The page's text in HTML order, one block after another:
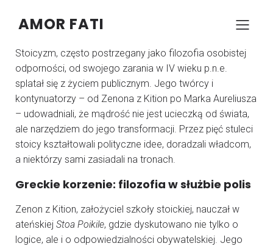
AMOR FATI
KONRAD SZCZYPCZYK
Stoicyzm, często postrzegany jako filozofia osobistej
odporności, od swojego zarania w IV wieku p.n.e.
splatał się z życiem publicznym. Jego twórcy i
kontynuatorzy – od Zenona z Kition po Marka Aureliusza
– udowadniali, że mądrość nie jest ucieczką od świata,
ale narzędziem do jego transformacji. Przez pięć stuleci
stoicy kształtowali polityczne idee, doradzali władcom,
a niektórzy sami zasiadali na tronach.
Greckie korzenie: filozofia w służbie polis
Zenon z Kition, założyciel szkoły stoickiej, nauczał w
ateńskiej Stoa Poikile, gdzie dyskutowano nie tylko o
logice, ale i o odpowiedzialności obywatelskiej. Jego